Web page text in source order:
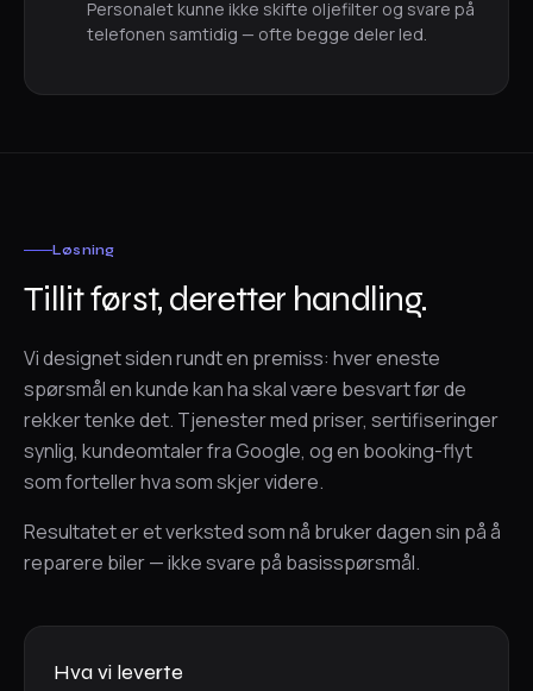
Personalet kunne ikke skifte oljefilter og svare på
telefonen samtidig — ofte begge deler led.
Løsning
Tillit først, deretter handling.
Vi designet siden rundt en premiss: hver eneste
spørsmål en kunde kan ha skal være besvart før de
rekker tenke det. Tjenester med priser, sertifiseringer
synlig, kundeomtaler fra Google, og en booking-flyt
som forteller hva som skjer videre.
Resultatet er et verksted som nå bruker dagen sin på å
reparere biler — ikke svare på basisspørsmål.
Hva vi leverte